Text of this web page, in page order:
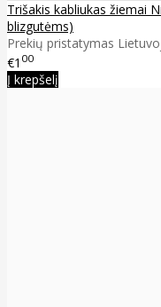
Trišakis kabliukas žiemai
blizgutėms)
Prekių pristatymas
€1 00
Į krepšelį